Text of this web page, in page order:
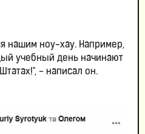
нашим ноу-хау. Например,
учебный день начинают
- написал он.